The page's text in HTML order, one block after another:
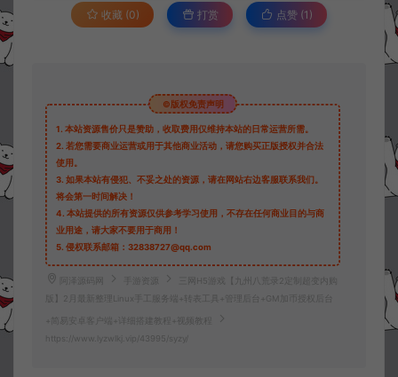
收藏 (0) 打赏 点赞 (1 )
©版权免责声明
1. 本站资源售价只是赞助，收取费用仅维持本站的日常运营所需。
2. 若您需要商业运营或用于其他商业活动，请您购买正版授权并合法
使用。
3. 如果本站有侵犯、不妥之处的资源，请在网站右边客服联系我们。
将会第一时间解决！
4. 本站提供的所有资源仅供参考学习使用，不存在任何商业目的与商
业用途，请大家不要用于商用！
5. 侵权联系邮箱：32838727@qq.com
阿泽源码网 手游资源
三网H5游戏【九州八荒录2定制超变内购
版】2月最新整理Linux手工服务端+转表工具+管理后台+GM加币授权后台
+简易安卓客户端+详细搭建教程+视频教程
https://www.lyzwlkj.vip/43995/syzy/